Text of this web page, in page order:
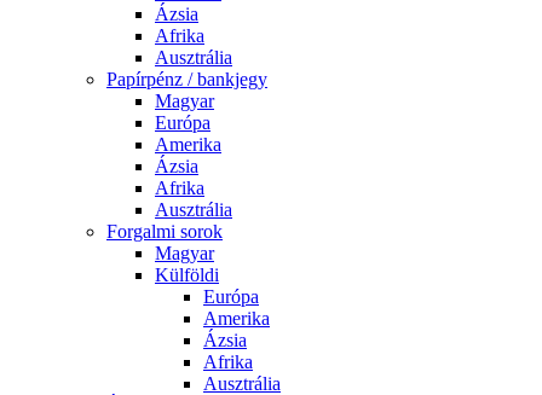
Ázsia
Afrika
Ausztrália
Papírpénz / bankjegy
Magyar
Európa
Amerika
Ázsia
Afrika
Ausztrália
Forgalmi sorok
Magyar
Külföldi
Európa
Amerika
Ázsia
Afrika
Ausztrália